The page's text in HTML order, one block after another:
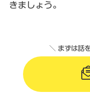
きましょう。
＼ まずは話